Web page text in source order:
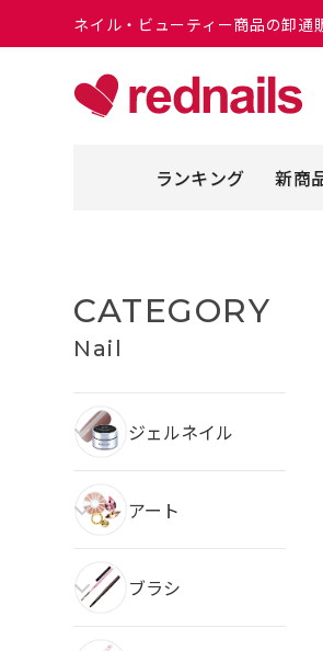
ネイル・ビューティー商品の卸通
ランキング 新商
CATEGORY
Nail
ジェルネイル
アート
ブラシ